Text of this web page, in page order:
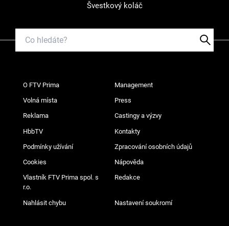
Švestkový koláč
O FTV Prima Management
Volná místa Press
Reklama Castingy a výzvy
HbbTV Kontakty
Podmínky užívání Zpracování osobních údajů
Cookies Nápověda
Vlastník FTV Prima spol. s
r.o.
Redakce
Nahlásit chybu Nastavení soukromí